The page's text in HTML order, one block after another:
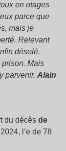
en otages
parce que
mais je
Relevant
désolé.
prison. Mais
parvenir. Alain
du décès de
l’e de 78